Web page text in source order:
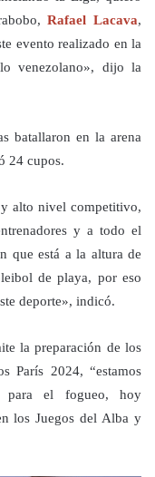
Rafael Lacava,
evento realizado en la
venezolano», dijo la
batallaron en la arena
24 cupos.
alto nivel competitivo,
y a todo el
que está a la altura de
de playa, por eso
deporte», indicó.
la preparación de los
París 2024, “estamos
para el fogueo, hoy
los Juegos del Alba y